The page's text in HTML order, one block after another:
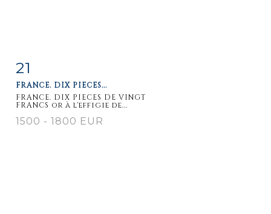
Item detail
21
FRANCE. DIX PIECES...
FRANCE. DIX PIECES DE VINGT
FRANCS or à l'effigie de...
1500 - 1800 EUR